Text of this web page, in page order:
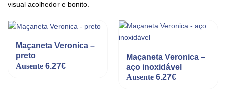
visual acolhedor e bonito.
Maçaneta Veronica –
preto
Ausente 6.27€
Maçaneta Veronica –
aço inoxidável
Ausente 6.27€